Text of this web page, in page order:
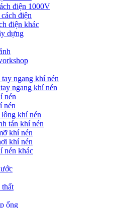
điện 1000V
điện
điện khác
dựng
ngang khí nén
ngang khí nén
nén
nén
khí nén
tán khí nén
khí nén
khí nén
nén khác
thất
ống